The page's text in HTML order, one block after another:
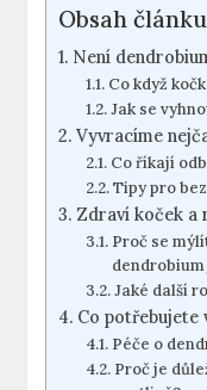
Obsah článku
Není
Co když
Jak se
Vyvracíme
Co říkají
Tipy pro
Zdraví koček a
Proč se
Jaké další
Co potřebujete
Péče o
Proč je